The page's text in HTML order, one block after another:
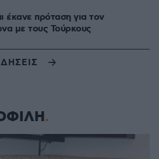
πρόταση για τον
με τους Τούρκους